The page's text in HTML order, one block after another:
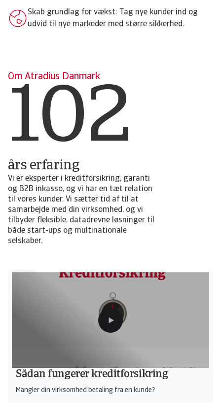
Skab grundlag for vækst: Tag nye kunder ind og
udvid til nye markeder med større sikkerhed.
Om Atradius Danmark
102
års erfaring
Vi er eksperter i kreditforsikring, garanti
og B2B inkasso, og vi har en tæt relation
til vores kunder. Vi sætter tid af til at
samarbejde med din virksomhed, og vi
tilbyder fleksible, datadrevne løsninger til
både start-ups og multinationale
selskaber.
Sådan fungerer kreditforsikring
Mangler din virksomhed betaling fra en kunde?